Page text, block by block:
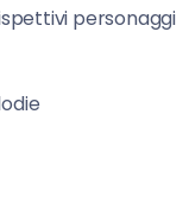
personaggi